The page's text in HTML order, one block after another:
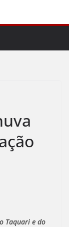
Taquari e do